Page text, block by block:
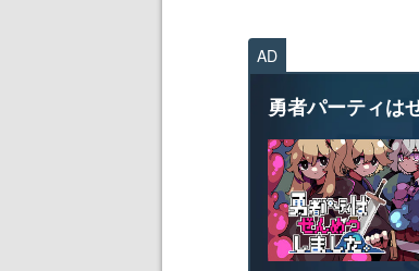
AD
勇者パーティは